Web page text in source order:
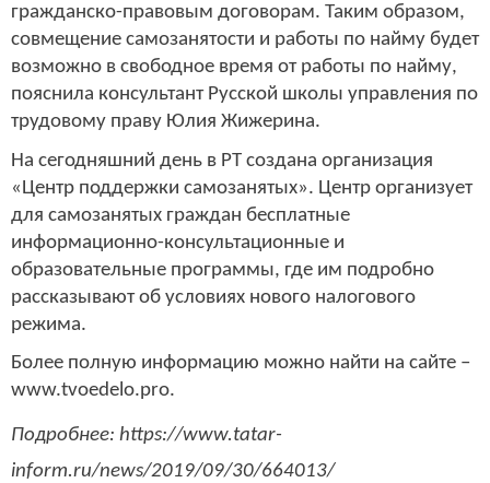
гражданско-правовым договорам. Таким образом,
совмещение самозанятости и работы по найму будет
возможно в свободное время от работы по найму,
пояснила консультант Русской школы управления по
трудовому праву Юлия Жижерина.
На сегодняшний день в РТ создана организация
«Центр поддержки самозанятых». Центр организует
для самозанятых граждан бесплатные
информационно-консультационные и
образовательные программы, где им подробно
рассказывают об условиях нового налогового
режима.
Более полную информацию можно найти на сайте –
www.tvoedelo.pro.
Подробнее: https://www.tatar-
inform.ru/news/2019/09/30/664013/